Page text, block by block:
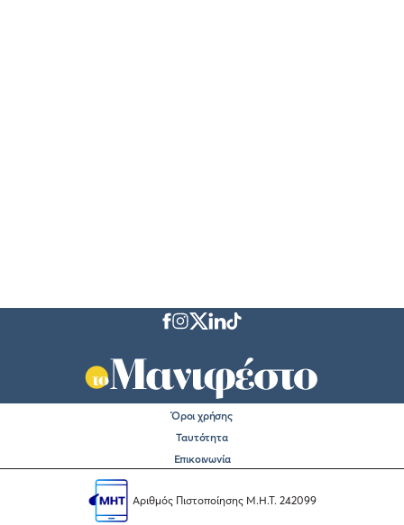
Όροι χρήσης
Ταυτότητα
Επικοινωνία
Αριθμός Πιστοποίησης Μ.Η.Τ. 242099